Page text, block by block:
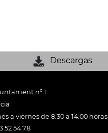
Descargas
nº 1
a viernes de 8:30 a 14:00 horas
52 54 78